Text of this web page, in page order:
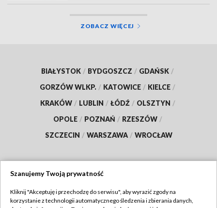
ZOBACZ WIĘCEJ
BIAŁYSTOK / BYDGOSZCZ / GDAŃSK /
GORZÓW WLKP. / KATOWICE / KIELCE /
KRAKÓW / LUBLIN / ŁÓDŹ / OLSZTYN /
OPOLE / POZNAŃ / RZESZÓW /
SZCZECIN / WARSZAWA / WROCŁAW
TVP
Szanujemy Twoją prywatność
Kliknij "Akceptuję i przechodzę do serwisu", aby wyrazić zgody na
korzystanie z technologii automatycznego śledzenia i zbierania danych,